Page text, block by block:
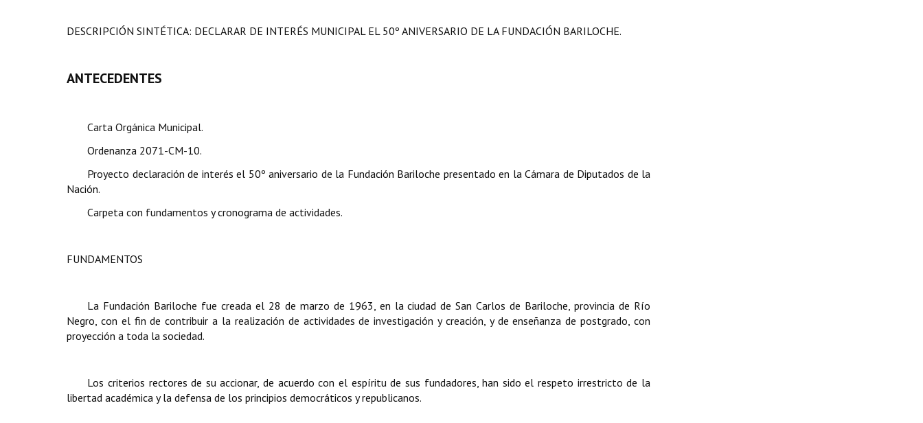
DESCRIPCIÓN SINTÉTICA: DECLARAR DE INTERÉS MUNICIPAL EL 50º ANIVERSARIO DE LA FUNDACIÓN BARILOCHE.
ANTECEDENTES
Carta Orgánica Municipal.
Ordenanza 2071-CM-10.
Proyecto declaración de interés el 50º aniversario de la Fundación Bariloche presentado en la Cámara de Diputados de la
Nación.
Carpeta con fundamentos y cronograma de actividades.
FUNDAMENTOS
La Fundación Bariloche fue creada el 28 de marzo de 1963, en la ciudad de San Carlos de Bariloche, provincia de Río
Negro, con el fin de contribuir a la realización de actividades de investigación y creación, y de enseñanza de postgrado, con
proyección a toda la sociedad.
Los criterios rectores de su accionar, de acuerdo con el espíritu de sus fundadores, han sido el respeto irrestricto de la
libertad académica y la defensa de los principios democráticos y republicanos.